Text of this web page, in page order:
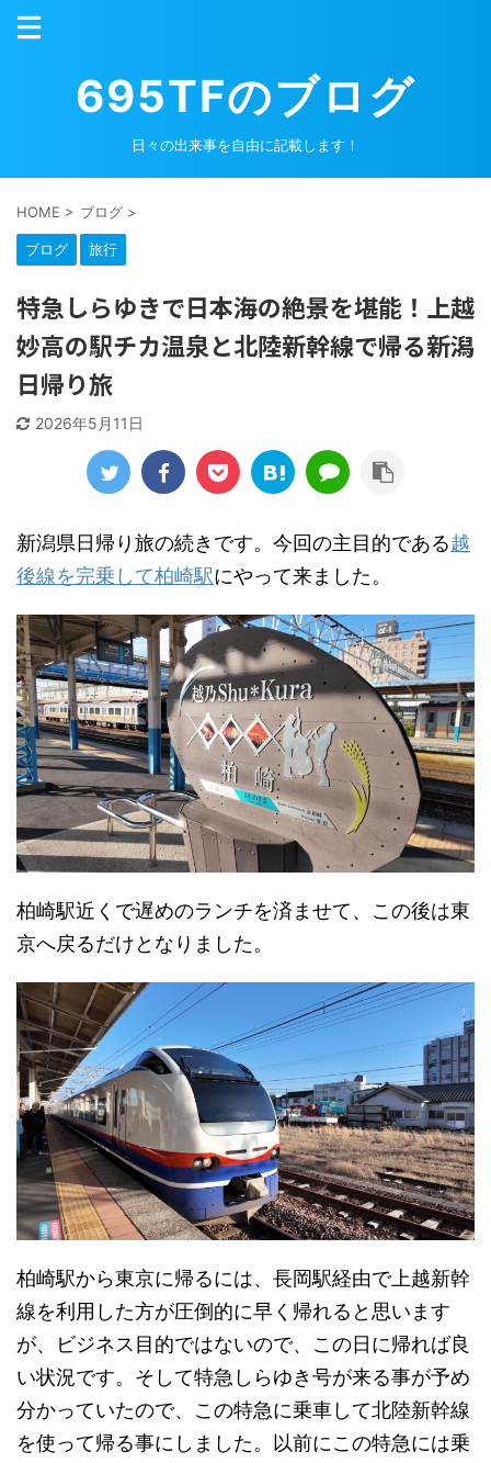
695TFのブログ
日々の出来事を自由に記載します！
HOME > ブログ >
ブログ 旅行
特急しらゆきで日本海の絶景を堪能！上越
妙高の駅チカ温泉と北陸新幹線で帰る新潟
日帰り旅
2026年5月11日
新潟県日帰り旅の続きです。今回の主目的である越
後線を完乗して柏崎駅にやって来ました。
柏崎駅近くで遅めのランチを済ませて、この後は東
京へ戻るだけとなりました。
柏崎駅から東京に帰るには、長岡駅経由で上越新幹
線を利用した方が圧倒的に早く帰れると思います
が、ビジネス目的ではないので、この日に帰れば良
い状況です。そして特急しらゆき号が来る事が予め
分かっていたので、この特急に乗車して北陸新幹線
を使って帰る事にしました。以前にこの特急には乗